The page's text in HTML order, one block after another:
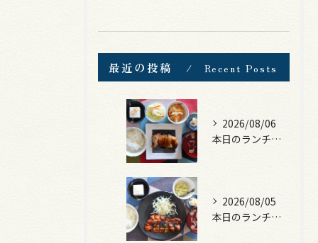
最近の投稿 Recent Posts
2026/08/06
本日のランチは、照焼きチキン！
2026/08/05
本日のランチは、ロース豚カツ梅はさみ！